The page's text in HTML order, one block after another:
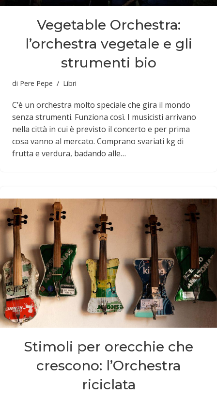
Vegetable Orchestra:
l’orchestra vegetale e gli
strumenti bio
di Pere Pepe Libri
C’è un orchestra molto speciale che gira il mondo
senza strumenti. Funziona così. I musicisti arrivano
nella città in cui è previsto il concerto e per prima
cosa vanno al mercato. Comprano svariati kg di
frutta e verdura, badando alle…
Stimoli per orecchie che
crescono: l’Orchestra
riciclata